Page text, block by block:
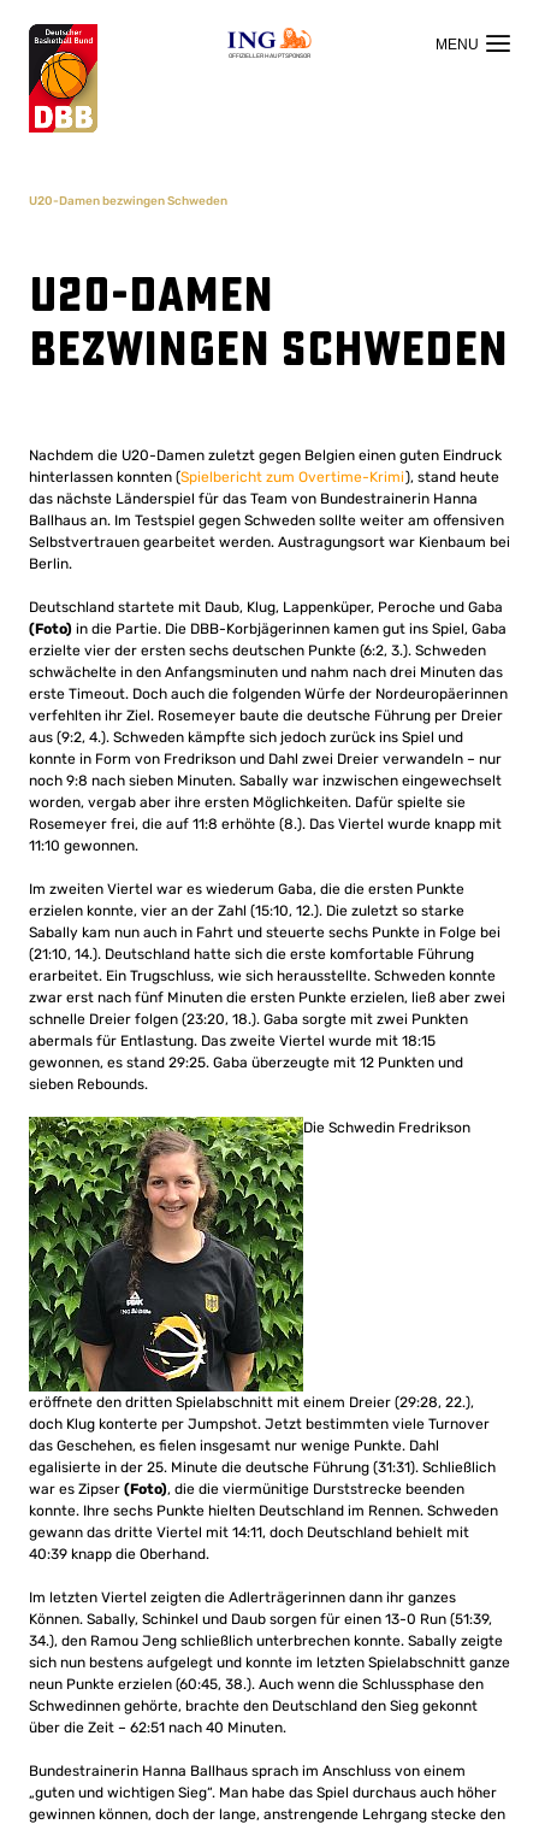
OFFIZIELLER HAUPTSPONSOR
U20-Damen bezwingen Schweden
U20-Damen
bezwingen Schweden
Nachdem die U20-Damen zuletzt gegen Belgien einen guten Eindruck
hinterlassen konnten (Spielbericht zum Overtime-Krimi), stand heute
das nächste Länderspiel für das Team von Bundestrainerin Hanna
Ballhaus an. Im Testspiel gegen Schweden sollte weiter am offensiven
Selbstvertrauen gearbeitet werden. Austragungsort war Kienbaum bei
Berlin.
Deutschland startete mit Daub, Klug, Lappenküper, Peroche und Gaba
(Foto) in die Partie. Die DBB-Korbjägerinnen kamen gut ins Spiel, Gaba
erzielte vier der ersten sechs deutschen Punkte (6:2, 3.). Schweden
schwächelte in den Anfangsminuten und nahm nach drei Minuten das
erste Timeout. Doch auch die folgenden Würfe der Nordeuropäerinnen
verfehlten ihr Ziel. Rosemeyer baute die deutsche Führung per Dreier
aus (9:2, 4.). Schweden kämpfte sich jedoch zurück ins Spiel und
konnte in Form von Fredrikson und Dahl zwei Dreier verwandeln – nur
noch 9:8 nach sieben Minuten. Sabally war inzwischen eingewechselt
worden, vergab aber ihre ersten Möglichkeiten. Dafür spielte sie
Rosemeyer frei, die auf 11:8 erhöhte (8.). Das Viertel wurde knapp mit
11:10 gewonnen.
Im zweiten Viertel war es wiederum Gaba, die die ersten Punkte
erzielen konnte, vier an der Zahl (15:10, 12.). Die zuletzt so starke
Sabally kam nun auch in Fahrt und steuerte sechs Punkte in Folge bei
(21:10, 14.). Deutschland hatte sich die erste komfortable Führung
erarbeitet. Ein Trugschluss, wie sich herausstellte. Schweden konnte
zwar erst nach fünf Minuten die ersten Punkte erzielen, ließ aber zwei
schnelle Dreier folgen (23:20, 18.). Gaba sorgte mit zwei Punkten
abermals für Entlastung. Das zweite Viertel wurde mit 18:15
gewonnen, es stand 29:25. Gaba überzeugte mit 12 Punkten und
sieben Rebounds.
Die Schwedin Fredrikson
eröffnete den dritten Spielabschnitt mit einem Dreier (29:28, 22.),
doch Klug konterte per Jumpshot. Jetzt bestimmten viele Turnover
das Geschehen, es fielen insgesamt nur wenige Punkte. Dahl
egalisierte in der 25. Minute die deutsche Führung (31:31). Schließlich
war es Zipser (Foto), die die viermünitige Durststrecke beenden
konnte. Ihre sechs Punkte hielten Deutschland im Rennen. Schweden
gewann das dritte Viertel mit 14:11, doch Deutschland behielt mit
40:39 knapp die Oberhand.
Im letzten Viertel zeigten die Adlerträgerinnen dann ihr ganzes
Können. Sabally, Schinkel und Daub sorgen für einen 13-0 Run (51:39,
34.), den Ramou Jeng schließlich unterbrechen konnte. Sabally zeigte
sich nun bestens aufgelegt und konnte im letzten Spielabschnitt ganze
neun Punkte erzielen (60:45, 38.). Auch wenn die Schlussphase den
Schwedinnen gehörte, brachte den Deutschland den Sieg gekonnt
über die Zeit – 62:51 nach 40 Minuten.
Bundestrainerin Hanna Ballhaus sprach im Anschluss von einem
„guten und wichtigen Sieg“. Man habe das Spiel durchaus auch höher
gewinnen können, doch der lange, anstrengende Lehrgang stecke den